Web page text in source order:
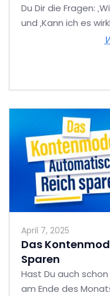
Du Dir die Fragen:
und ‚Kann ich es
April 7, 2025
Das
Sparen
Hast Du auch
am Ende des